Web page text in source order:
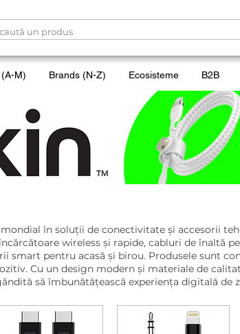
M) Brands (N-Z) Ecosisteme B2B
în soluții de conectivitate și accesorii
wireless și rapide, cabluri de înaltă
smart pentru acasă și birou. Produsele sunt
Cu un design modern și materiale de
să îmbunătățească experiența digitală de